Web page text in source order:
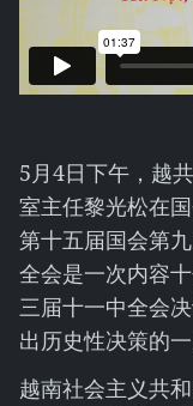
5月4日下午，越
室主任黎光松在
第十五届国会第
全会是一次内容
三届十一中全会
出历史性决策的一
越南社会主义共